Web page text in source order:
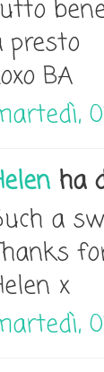
presto
BA
ha
a
x